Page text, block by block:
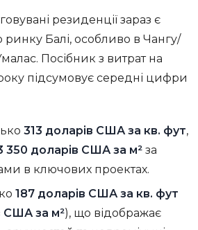
резиденції зараз є
Балі, особливо в Чангу/
Посібник з витрат на
підсумовує середні цифри
313 доларів США за кв. фут,
350 доларів США за м² за
в ключових проектах.
187 доларів США за кв. фут
США за м²), що відображає